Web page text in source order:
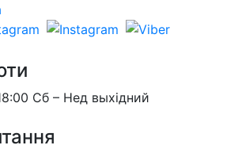
Сб – Нед выхідний